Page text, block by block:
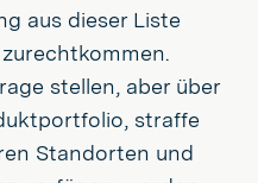
aus dieser Liste
stellen, aber über
straffe
Standorten und